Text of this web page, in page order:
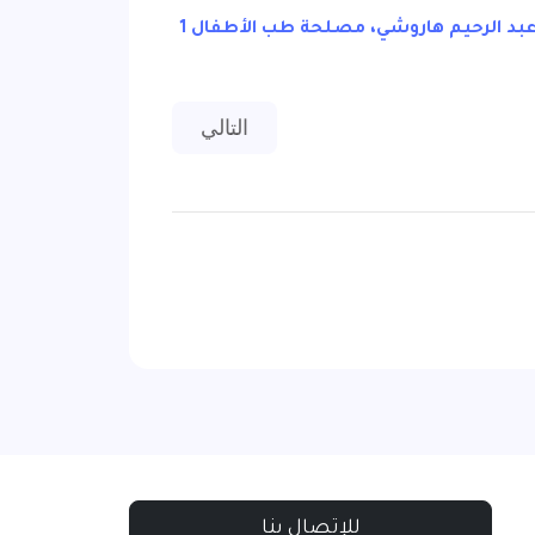
الرحيم هاروشي، مصلحة طب الأطفال 1
المقال التالي: عدد 31 شتنبر 2021
التالي
للإتصال بنا